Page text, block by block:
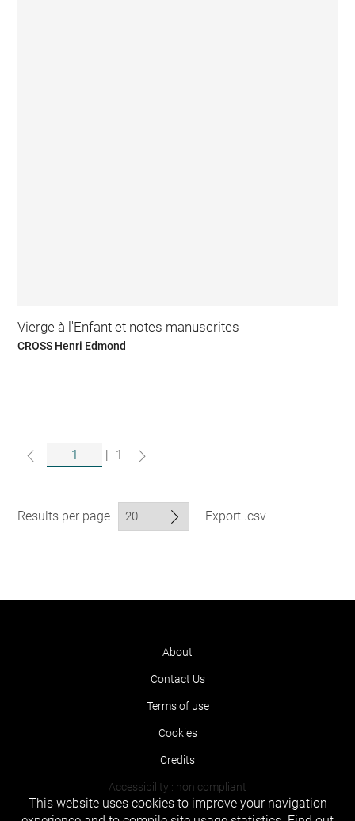
Vierge à l'Enfant et notes manuscrites
CROSS Henri Edmond
| 1
Results per page Export .csv
About
Contact Us
Terms of use
Cookies
Credits
Accessibility : non compliant
This website uses cookies to improve your navigation